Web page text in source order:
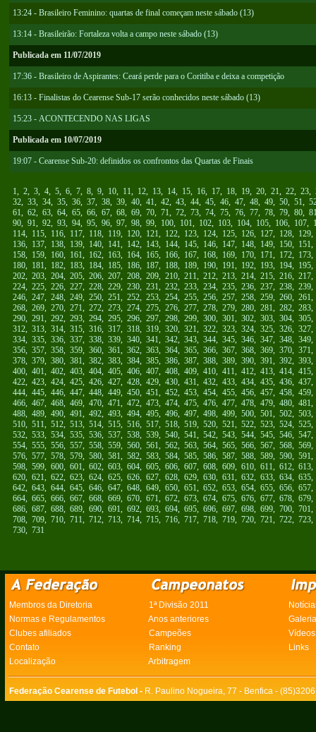
13:24 - Brasileiro Feminino: quartas de final começam neste sábado (13)
13:14 - Brasileirão: Fortaleza volta a campo neste sábado (13)
Publicada em 11/07/2019
17:36 - Brasileiro de Aspirantes: Ceará perde para o Coritiba e deixa a competição
16:13 - Finalistas do Cearense Sub-17 serão conhecidos neste sábado (13)
15:23 - ACONTECENDO NAS LIGAS
Publicada em 10/07/2019
19:07 - Cearense Sub-20: definidos os confrontos das Quartas de Finais
1, 2, 3, 4, 5, 6, 7, 8, 9, 10, 11, 12, 13, 14, 15, 16, 17, 18, 19, 20, 21, 22, 23,
32, 33, 34, 35, 36, 37, 38, 39, 40, 41, 42, 43, 44, 45, 46, 47, 48, 49, 50, 51,
61, 62, 63, 64, 65, 66, 67, 68, 69, 70, 71, 72, 73, 74, 75, 76, 77, 78, 79, 80,
90, 91, 92, 93, 94, 95, 96, 97, 98, 99, 100, 101, 102, 103, 104, 105, 106, 107,
114, 115, 116, 117, 118, 119, 120, 121, 122, 123, 124, 125, 126, 127, 128, 129
136, 137, 138, 139, 140, 141, 142, 143, 144, 145, 146, 147, 148, 149, 150, 151
158, 159, 160, 161, 162, 163, 164, 165, 166, 167, 168, 169, 170, 171, 172, 173
180, 181, 182, 183, 184, 185, 186, 187, 188, 189, 190, 191, 192, 193, 194, 195
202, 203, 204, 205, 206, 207, 208, 209, 210, 211, 212, 213, 214, 215, 216, 217
224, 225, 226, 227, 228, 229, 230, 231, 232, 233, 234, 235, 236, 237, 238, 239
246, 247, 248, 249, 250, 251, 252, 253, 254, 255, 256, 257, 258, 259, 260, 261
268, 269, 270, 271, 272, 273, 274, 275, 276, 277, 278, 279, 280, 281, 282, 283
290, 291, 292, 293, 294, 295, 296, 297, 298, 299, 300, 301, 302, 303, 304, 305
312, 313, 314, 315, 316, 317, 318, 319, 320, 321, 322, 323, 324, 325, 326, 327
334, 335, 336, 337, 338, 339, 340, 341, 342, 343, 344, 345, 346, 347, 348, 349
356, 357, 358, 359, 360, 361, 362, 363, 364, 365, 366, 367, 368, 369, 370, 371
378, 379, 380, 381, 382, 383, 384, 385, 386, 387, 388, 389, 390, 391, 392, 393
400, 401, 402, 403, 404, 405, 406, 407, 408, 409, 410, 411, 412, 413, 414, 415
422, 423, 424, 425, 426, 427, 428, 429, 430, 431, 432, 433, 434, 435, 436, 437
444, 445, 446, 447, 448, 449, 450, 451, 452, 453, 454, 455, 456, 457, 458, 459
466, 467, 468, 469, 470, 471, 472, 473, 474, 475, 476, 477, 478, 479, 480, 481
488, 489, 490, 491, 492, 493, 494, 495, 496, 497, 498, 499, 500, 501, 502, 503
510, 511, 512, 513, 514, 515, 516, 517, 518, 519, 520, 521, 522, 523, 524, 525
532, 533, 534, 535, 536, 537, 538, 539, 540, 541, 542, 543, 544, 545, 546, 547
554, 555, 556, 557, 558, 559, 560, 561, 562, 563, 564, 565, 566, 567, 568, 569
576, 577, 578, 579, 580, 581, 582, 583, 584, 585, 586, 587, 588, 589, 590, 591
598, 599, 600, 601, 602, 603, 604, 605, 606, 607, 608, 609, 610, 611, 612, 613
620, 621, 622, 623, 624, 625, 626, 627, 628, 629, 630, 631, 632, 633, 634, 635
642, 643, 644, 645, 646, 647, 648, 649, 650, 651, 652, 653, 654, 655, 656, 657
664, 665, 666, 667, 668, 669, 670, 671, 672, 673, 674, 675, 676, 677, 678, 679
686, 687, 688, 689, 690, 691, 692, 693, 694, 695, 696, 697, 698, 699, 700, 701
708, 709, 710, 711, 712, 713, 714, 715, 716, 717, 718, 719, 720, 721, 722, 723
730, 731
Membros da Diretoria 1ª Divisão 2011
Normas e Regulamentos
Anos anteriores
Clubes afiliados
Campeões
Vídeos
Contato
Ranking
Links
Localização
Arbitragem
Federação Cearense de Futebol - R. Paulino Nogueira, 77 - Benfica -